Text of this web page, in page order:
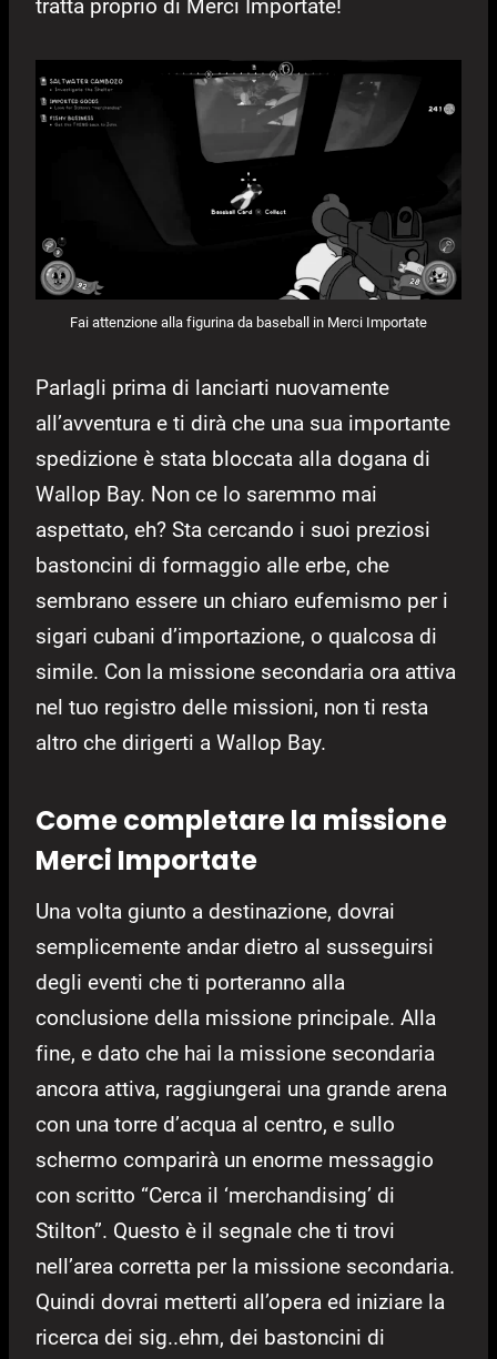
tratta proprio di Merci Importate!
Fai attenzione alla figurina da baseball in Merci Importate
Parlagli prima di lanciarti nuovamente
all’avventura e ti dirà che una sua importante
spedizione è stata bloccata alla dogana di
Wallop Bay. Non ce lo saremmo mai
aspettato, eh? Sta cercando i suoi preziosi
bastoncini di formaggio alle erbe, che
sembrano essere un chiaro eufemismo per i
sigari cubani d’importazione, o qualcosa di
simile. Con la missione secondaria ora attiva
nel tuo registro delle missioni, non ti resta
altro che dirigerti a Wallop Bay.
Come completare la missione
Merci Importate
Una volta giunto a destinazione, dovrai
semplicemente andar dietro al susseguirsi
degli eventi che ti porteranno alla
conclusione della missione principale. Alla
fine, e dato che hai la missione secondaria
ancora attiva, raggiungerai una grande arena
con una torre d’acqua al centro, e sullo
schermo comparirà un enorme messaggio
con scritto “Cerca il ‘merchandising’ di
Stilton”. Questo è il segnale che ti trovi
nell’area corretta per la missione secondaria.
Quindi dovrai metterti all’opera ed iniziare la
ricerca dei sig..ehm, dei bastoncini di